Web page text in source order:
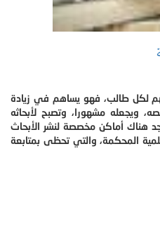
مهم لكل طالب، فهو يساهم في زيادة
ويجعله مشهورا، وتصبح لأبحاثه
هناك أماكن مخصصة لنشر الأبحاث
المحكمة، والتي تحظى بمتابعة